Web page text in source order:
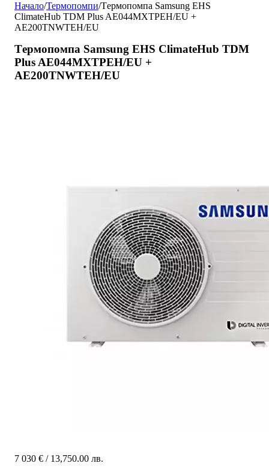
Начало/Термопомпи/Tермопомпа Samsung EHS
ClimateHub TDM Plus AE044MXTPEH/EU +
AE200TNWTEH/EU
Tермопомпа Samsung EHS ClimateHub TDM
Plus AE044MXTPEH/EU +
AE200TNWTEH/EU
7 030 € / 13,750.00 лв.